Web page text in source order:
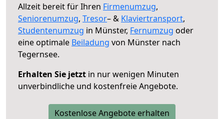
Allzeit bereit für Ihren Firmenumzug,
Seniorenumzug, Tresor– & Klaviertransport,
Studentenumzug in Münster, Fernumzug oder
eine optimale Beiladung von Münster nach
Tegernsee.
Erhalten Sie jetzt in nur wenigen Minuten
unverbindliche und kostenfreie Angebote.
Kostenlose Angebote erhalten